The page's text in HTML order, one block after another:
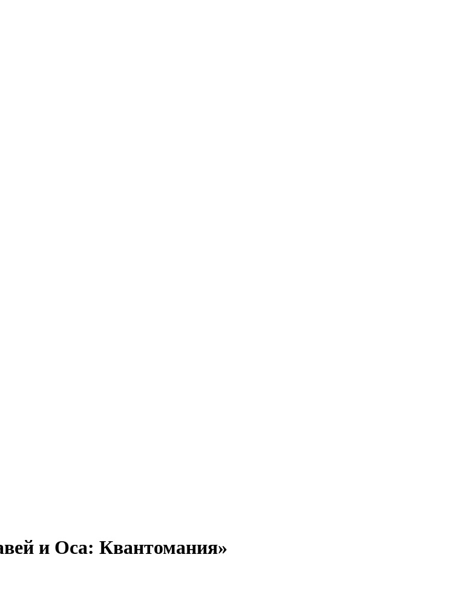
и Оса: Квантомания»